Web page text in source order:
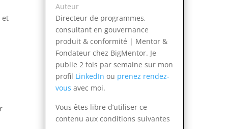
et
Auteur
Directeur de programmes,
consultant en gouvernance
produit & conformité | Mentor &
Fondateur chez BigMentor. Je
publie 2 fois par semaine sur mon
profil LinkedIn ou prenez rendez-
vous avec moi.
Vous êtes libre d’utiliser ce
contenu aux conditions suivantes